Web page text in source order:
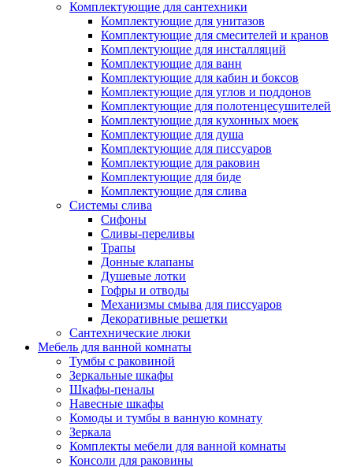
Комплектующие для сантехники
Комплектующие для унитазов
Комплектующие для смесителей и кранов
Комплектующие для инсталляций
Комплектующие для ванн
Комплектующие для кабин и боксов
Комплектующие для углов и поддонов
Комплектующие для полотенцесушителей
Комплектующие для кухонных моек
Комплектующие для душа
Комплектующие для писсуаров
Комплектующие для раковин
Комплектующие для биде
Комплектующие для слива
Системы слива
Сифоны
Сливы-переливы
Трапы
Донные клапаны
Душевые лотки
Гофры и отводы
Механизмы смыва для писсуаров
Декоративные решетки
Сантехнические люки
Мебель для ванной комнаты
Тумбы с раковиной
Зеркальные шкафы
Шкафы-пеналы
Навесные шкафы
Комоды и тумбы в ванную комнату
Зеркала
Комплекты мебели для ванной комнаты
Консоли для раковины